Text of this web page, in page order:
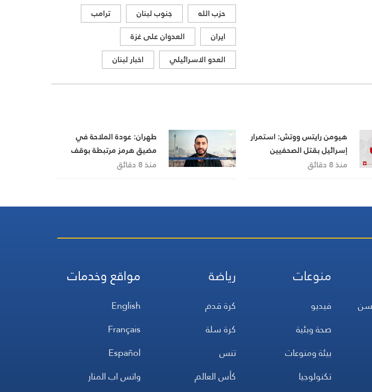
حزب الله
جنوب لبنان
ترامب
ايران
العدوان على غزة
العدو الاسرائيلي
اخبار لبنان
هيومن رايتس ووتش: استمرار
إسرائيل بقتل الصحفيين
يعكس استعدادا لارتكاب
منذ 8 دقائق
طهران: عودة الملاحة في
مضيق هرمز مرتبطة بوقف
الاعتداءات الأميركية
منذ 8 دقائق
منوعات
فيديو
صحة وبئية
بيئة ومنوعات
تكنولوجيا
رياضة
كرة قدم
كرة سلة
تنس
كأس العالم
مواقع وخدمات
English
Français
Español
واتس اب المنار